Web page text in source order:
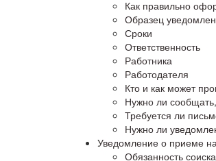
Как правильно
Образец
Сроки
Ответственность
Работника
Работодателя
Кто и как может
Нужно ли
Требуется ли
Нужно ли
Уведомление о приеме
Обязанность